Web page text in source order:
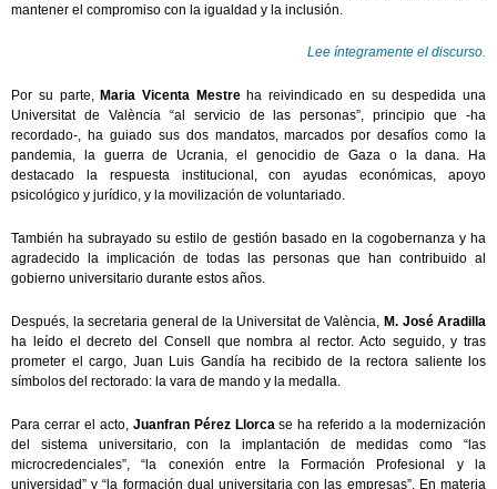
mantener el compromiso con la igualdad y la inclusión.
Lee íntegramente el discurso.
Por su parte, Maria Vicenta Mestre ha reivindicado en su despedida una
Universitat de València “al servicio de las personas”, principio que -ha
recordado-, ha guiado sus dos mandatos, marcados por desafíos como la
pandemia, la guerra de Ucrania, el genocidio de Gaza o la dana. Ha
destacado la respuesta institucional, con ayudas económicas, apoyo
psicológico y jurídico, y la movilización de voluntariado.
También ha subrayado su estilo de gestión basado en la cogobernanza y ha
agradecido la implicación de todas las personas que han contribuido al
gobierno universitario durante estos años.
Después, la secretaria general de la Universitat de València, M. José Aradilla
ha leído el decreto del Consell que nombra al rector. Acto seguido, y tras
prometer el cargo, Juan Luis Gandía ha recibido de la rectora saliente los
símbolos del rectorado: la vara de mando y la medalla.
Para cerrar el acto, Juanfran Pérez Llorcase ha referido a la modernización
del sistema universitario, con la implantación de medidas como “las
microcredenciales”, “la conexión entre la Formación Profesional y la
universidad” y “la formación dual universitaria con las empresas”. En materia